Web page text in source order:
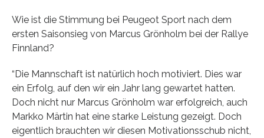
Wie ist die Stimmung bei Peugeot Sport nach dem
ersten Saisonsieg von Marcus Grönholm bei der Rallye
Finnland?
“Die Mannschaft ist natürlich hoch motiviert. Dies war
ein Erfolg, auf den wir ein Jahr lang gewartet hatten.
Doch nicht nur Marcus Grönholm war erfolgreich, auch
Markko Märtin hat eine starke Leistung gezeigt. Doch
eigentlich brauchten wir diesen Motivationsschub nicht,